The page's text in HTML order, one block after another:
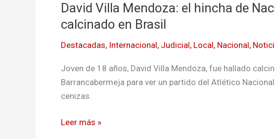
David Villa Mendoza: el hincha de
calcinado en Brasil
Destacadas, Internacional, Judicial, Local, Nacional,
Joven de 18 años, David Villa Mendoza, fue hallado
Barrancabermeja para ver un partido del Atlético
cenizas.
Mendoza:
el
de
en
Leer más »